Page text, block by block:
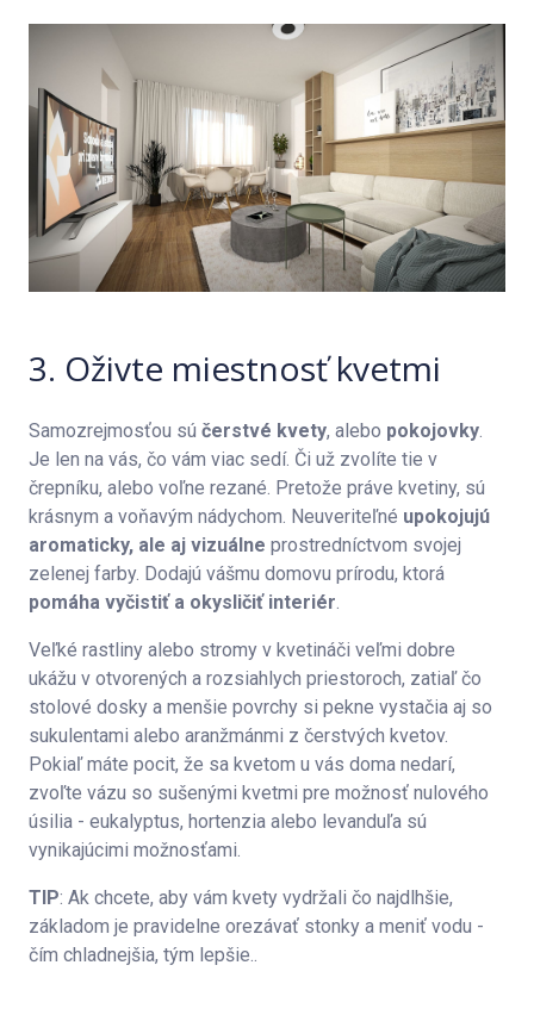
3. Oživte miestnosť kvetmi
Samozrejmosťou sú čerstvé kvety, alebo pokojovky.
Je len na vás, čo vám viac sedí. Či už zvolíte tie v
črepníku, alebo voľne rezané. Pretože práve kvetiny, sú
krásnym a voňavým nádychom. Neuveriteľné upokojujú
aromaticky, ale aj vizuálne prostredníctvom svojej
zelenej farby. Dodajú vášmu domovu prírodu, ktorá
pomáha vyčistiť a okysličiť interiér.
Veľké rastliny alebo stromy v kvetináči veľmi dobre
ukážu v otvorených a rozsiahlych priestoroch, zatiaľ čo
stolové dosky a menšie povrchy si pekne vystačia aj so
sukulentami alebo aranžmánmi z čerstvých kvetov.
Pokiaľ máte pocit, že sa kvetom u vás doma nedarí,
zvoľte vázu so sušenými kvetmi pre možnosť nulového
úsilia - eukalyptus, hortenzia alebo levanduľa sú
vynikajúcimi možnosťami.
TIP: Ak chcete, aby vám kvety vydržali čo najdlhšie,
základom je pravidelne orezávať stonky a meniť vodu -
čím chladnejšia, tým lepšie..